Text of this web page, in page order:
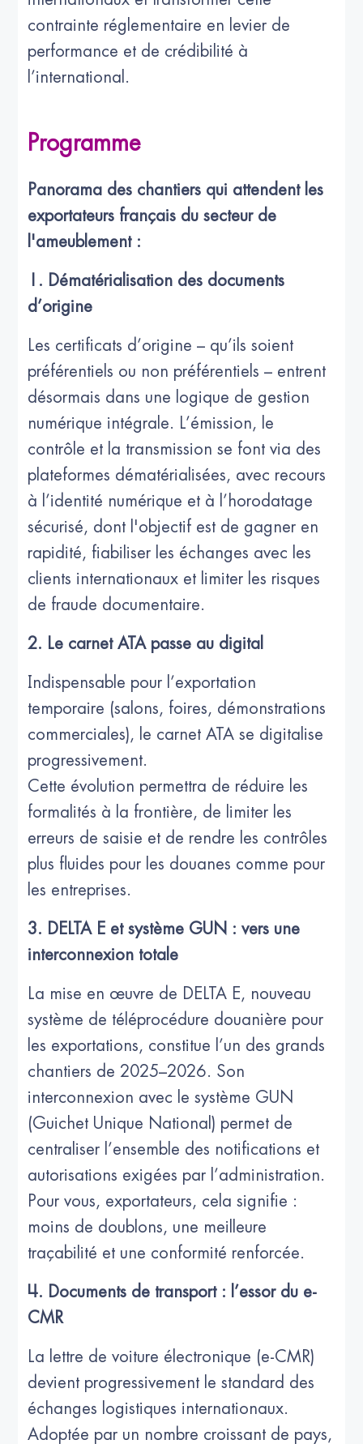
contrainte réglementaire en levier de
performance et de crédibilité à
l’international.
Programme
Panorama des chantiers qui attendent les
exportateurs français du secteur de
l'ameublement :
1. Dématérialisation des documents
d’origine
Les certificats d’origine – qu’ils soient
préférentiels ou non préférentiels – entrent
désormais dans une logique de gestion
numérique intégrale. L’émission, le
contrôle et la transmission se font via des
plateformes dématérialisées, avec recours
à l’identité numérique et à l’horodatage
sécurisé, dont l'objectif est de gagner en
rapidité, fiabiliser les échanges avec les
clients internationaux et limiter les risques
de fraude documentaire.
2. Le carnet ATA passe au digital
Indispensable pour l’exportation
temporaire (salons, foires, démonstrations
commerciales), le carnet ATA se digitalise
progressivement.
Cette évolution permettra de réduire les
formalités à la frontière, de limiter les
erreurs de saisie et de rendre les contrôles
plus fluides pour les douanes comme pour
les entreprises.
3. DELTA E et système GUN : vers une
interconnexion totale
La mise en œuvre de DELTA E, nouveau
système de téléprocédure douanière pour
les exportations, constitue l’un des grands
chantiers de 2025–2026. Son
interconnexion avec le système GUN
(Guichet Unique National) permet de
centraliser l’ensemble des notifications et
autorisations exigées par l’administration.
Pour vous, exportateurs, cela signifie :
moins de doublons, une meilleure
traçabilité et une conformité renforcée.
4. Documents de transport : l’essor du e-
CMR
La lettre de voiture électronique (e-CMR)
devient progressivement le standard des
échanges logistiques internationaux.
Adoptée par un nombre croissant de pays,